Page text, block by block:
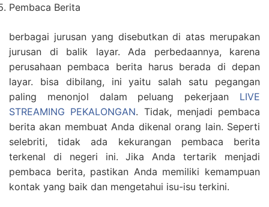
Pembaca Berita
berbagai jurusan yang disebutkan di atas merupakan
jurusan di balik layar. Ada perbedaannya, karena
perusahaan pembaca berita harus berada di depan
layar. bisa dibilang, ini yaitu salah satu pegangan
paling menonjol dalam peluang pekerjaan LIVE
STREAMING PEKALONGAN. Tidak, menjadi pembaca
berita akan membuat Anda dikenal orang lain. Seperti
selebriti, tidak ada kekurangan pembaca berita
terkenal di negeri ini. Jika Anda tertarik menjadi
pembaca berita, pastikan Anda memiliki kemampuan
kontak yang baik dan mengetahui isu-isu terkini.